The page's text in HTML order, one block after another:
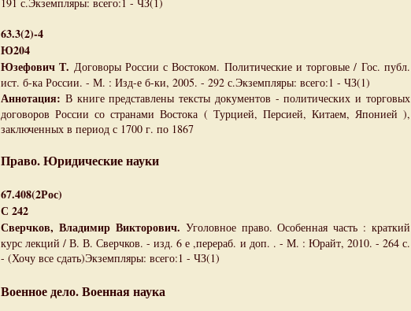
63.3(2)-4
Ю204
Юзефович Т. Договоры России с Востоком. Политические и торговые / Гос. публ.
ист. б-ка России. - М. : Изд-е б-ки, 2005. - 292 с.Экземпляры: всего:1 - ЧЗ(1)
Аннотация: В книге представлены тексты документов - политических и торговых
договоров России со странами Востока ( Турцией, Персией, Китаем, Японией ),
заключенных в период с 1700 г. по 1867
Право. Юридические науки
67.408(2Рос)
С 242
Сверчков, Владимир Викторович. Уголовное право. Особенная часть : краткий
курс лекций / В. В. Сверчков. - изд. 6 е ,перераб. и доп. . - М. : Юрайт, 2010. - 264 с.
- (Хочу все сдать)Экземпляры: всего:1 - ЧЗ(1)
Военное дело. Военная наука